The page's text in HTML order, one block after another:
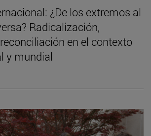
¿De los extremos al
Radicalización,
en el contexto
y mundial